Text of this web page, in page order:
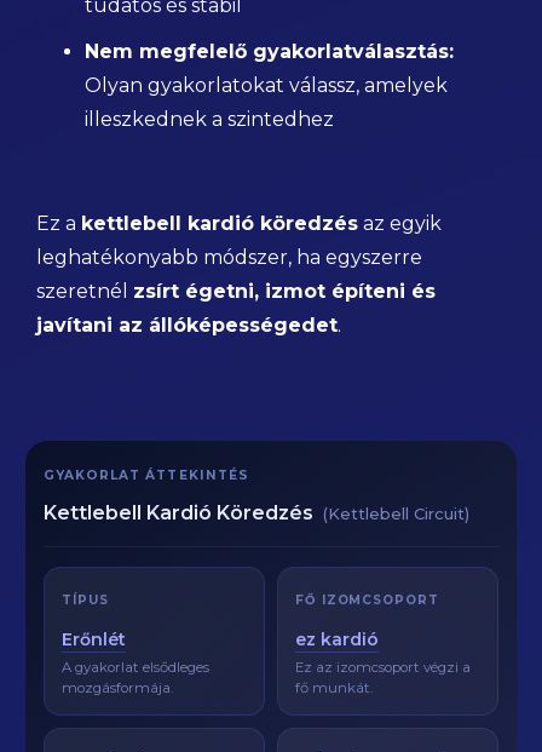
tudatos és stabil
Nem megfelelő gyakorlatválasztás:
Olyan gyakorlatokat válassz, amelyek
illeszkednek a szintedhez
Ez a kettlebell kardió köredzés az egyik
leghatékonyabb módszer, ha egyszerre
szeretnél zsírt égetni, izmot építeni és
javítani az állóképességedet.
GYAKORLAT ÁTTEKINTÉS
Kettlebell Kardió Köredzés (Kettlebell Circuit)
TÍPUS
Erőnlét
A gyakorlat elsődleges
mozgásformája.
FŐ IZOMCSOPORT
ez kardió
Ez az izomcsoport végzi a
fő munkát.